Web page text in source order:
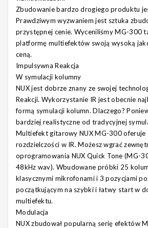
Zbudowanie bardzo drogiego produktu
Prawdziwym wyzwaniem jest sztuka
przystępnej cenie. Wyceniliśmy MG-300
platformę multiefektów swoją wysoką
ceną.
Impulsywna Reakcja
W symulacji kolumny
NUX jest dobrze znany ze swojej
Reakcji. Wykorzystanie IR jest obecnie
formą symulacji kolumn. Dlaczego?
bardziej realistyczne od tradycyjnej
Multiefekt gitarowy NUX MG-300 oferuje
rozdzielczości w IR. Możesz wgrać
oprogramowania NUX Quick Tone (MG-
48kHz wav). Wbudowane próbki 25
klasycznymi mikrofonami i 3 pozycjami
początkującym na szybki i łatwy start w
multiefektu.
Modulacja
NUX zbudował popularną serię efektów